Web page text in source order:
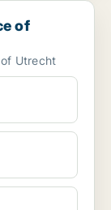
of
Utrecht